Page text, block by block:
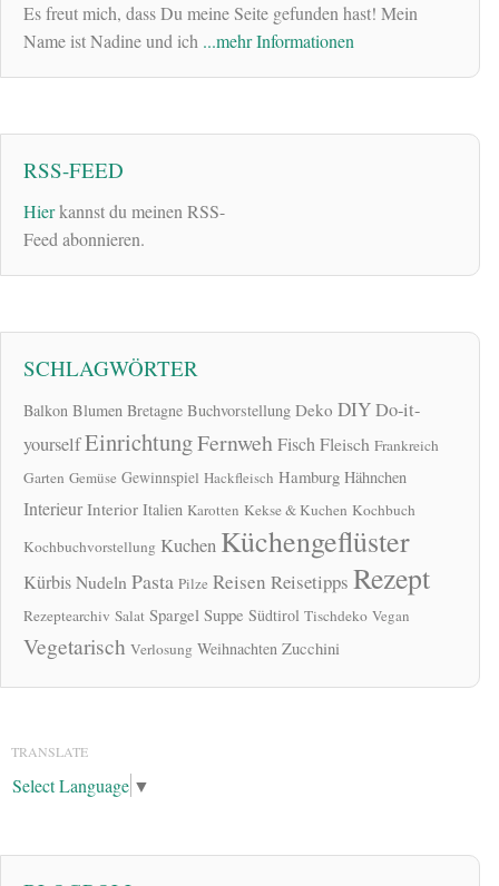
Es freut mich, dass Du meine Seite gefunden hast! Mein
Name ist Nadine und ich ...mehr Informationen
RSS-FEED
Hierkannst du meinen RSS-
Feed abonnieren.
SCHLAGWÖRTER
Balkon Blumen Bretagne Buchvorstellung Deko DIYDo-it-
yourselfEinrichtungFernwehFischFleisch Frankreich
Garten Gemüse Gewinnspiel Hackfleisch Hamburg Hähnchen
Interieur Interior Italien Karotten Kekse & Kuchen Kochbuch
Kochbuchvorstellung Kuchen Küchengeflüster
KürbisNudelnPasta Pilze Reisen Reisetipps Rezept
Rezeptearchiv Salat Spargel Suppe Südtirol Tischdeko Vegan
Vegetarisch Verlosung Weihnachten Zucchini
TRANSLATE
Select Language ▼